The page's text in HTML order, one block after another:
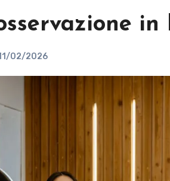
in
02/2026